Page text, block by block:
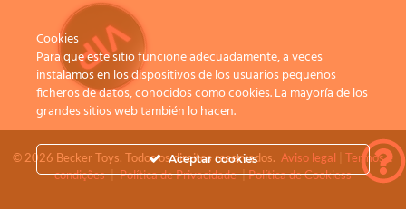
© 2026 Becker Toys. Todos os direitos reservados. Aviso legal
Termos e
condições|Política de Privacidade|Política de Cookiess
Cookies
Para que este sitio funcione adecuadamente, a veces
instalamos en los dispositivos de los usuarios pequeños
ficheros de datos, conocidos como cookies. La mayoría de los
grandes sitios web también lo hacen.
Aceptar cookies